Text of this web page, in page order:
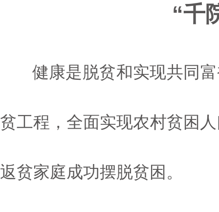
“千
健康是脱贫和实现共同富
贫工程，全面实现农村贫困
返贫家庭成功摆脱贫困。